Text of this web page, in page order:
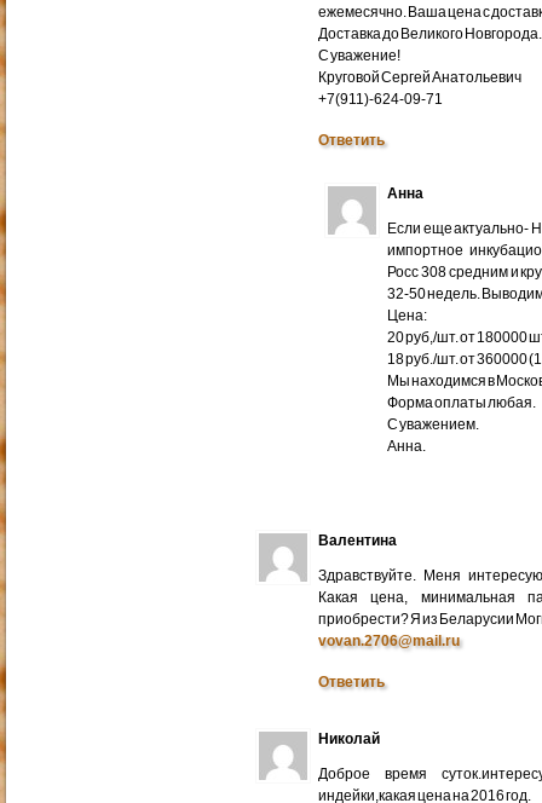
ежемесячно. Ваша цена с
Доставка до Великого Новгорода.
С уважение!
Круговой Сергей Анатольевич
+7(911)-624-09-71
Ответить
Анна
Если еще актуально-
импортное
Росс 308 средним и
32-50 недель.
Цена:
20 руб,/шт. от 180000
18 руб./шт. от 360000
Мы находимся в
Форма оплаты любая.
С уважением.
Анна.
Валентина
Здравствуйте. Меня
Какая цена, минимальная
приобрести? Я из Беларусии
vovan.2706@mail.ru
Ответить
Николай
Доброе время
индейки,какая цена на 2016 год.